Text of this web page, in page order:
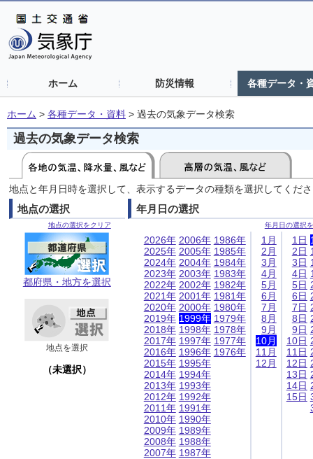
ホーム 防災情報 各種データ・
ホーム > 各種データ・資料 > 過去の気象データ検索
過去の気象データ検索
地点と年月日時を選択して、表示するデータの種類を選択してくだ
地点の選択
地点の選択をクリア
都府県・地方を選択
地点を選択
（未選択）
年月日の選択
年月日の選択
2026年
2025年
2024年
2023年
2022年
2021年
2020年
2019年
2018年
2017年
2016年
2015年
2014年
2013年
2012年
2011年
2010年
2009年
2008年
2007年
2006年
2005年
2004年
2003年
2002年
2001年
2000年
1999年
1998年
1997年
1996年
1995年
1994年
1993年
1992年
1991年
1990年
1989年
1988年
1987年
1986年
1985年
1984年
1983年
1982年
1981年
1980年
1979年
1978年
1977年
1976年
1月
2月
3月
4月
5月
6月
7月
8月
9月
10月
11月
12月
1日
2日
3日
4日
5日
6日
7日
8日
9日
10日
11日
12日
13日
14日
15日